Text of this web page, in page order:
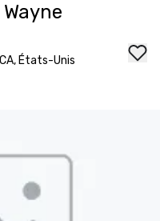
États-Unis